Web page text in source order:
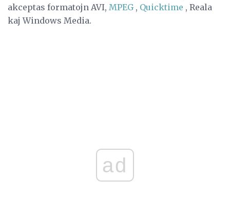
akceptas formatojn AVI, MPEG , Quicktime , Reala
kaj Windows Media.
ad